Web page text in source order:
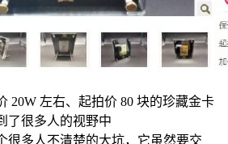
20W 左右、起拍价 80 块的珍藏金卡
了很多人的视野中
很多人不清楚的大坑，它虽然要交